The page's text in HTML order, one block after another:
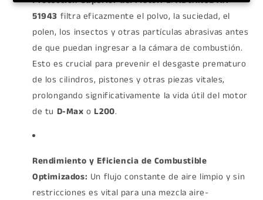
51943 filtra eficazmente el polvo, la suciedad, el
polen, los insectos y otras partículas abrasivas antes
de que puedan ingresar a la cámara de combustión.
Esto es crucial para prevenir el desgaste prematuro
de los cilindros, pistones y otras piezas vitales,
prolongando significativamente la vida útil del motor
de tu D-Max o L200.
Rendimiento y Eficiencia de Combustible
Optimizados: Un flujo constante de aire limpio y sin
restricciones es vital para una mezcla aire-